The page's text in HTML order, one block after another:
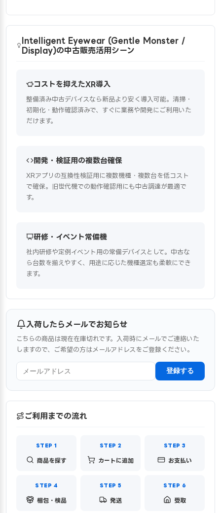
Intelligent Eyewear (Gentle Monster /
Display)の中古販売活用シーン
コストを抑えたXR導入
整備済み中古デバイスなら新品より安く導入可能。清掃・
初期化・動作確認済みで、すぐに業務や開発にご利用いた
だけます。
開発・検証用の複数台確保
XRアプリの互換性検証用に複数機種・複数台を低コスト
で確保。旧世代機での動作確認用にも中古調達が最適で
す。
研修・イベント常備機
社内研修や定例イベント用の常備デバイスとして。中古な
ら台数を揃えやすく、用途に応じた機種選定も柔軟にでき
ます。
入荷したらメールでお知らせ
こちらの商品は現在在庫切れです。入荷時にメールでご連絡いた
しますので、ご希望の方はメールアドレスをご登録ください。
登録する
ご利用までの流れ
商品を探す カートに追加 お支払い
梱包・検品 発送 受取